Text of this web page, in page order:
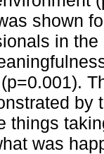
shown
in
by
things
was